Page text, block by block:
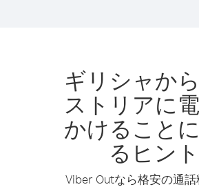
ギリシャか
ストリアに
かけること
るヒント
Viber Outなら格安の通話